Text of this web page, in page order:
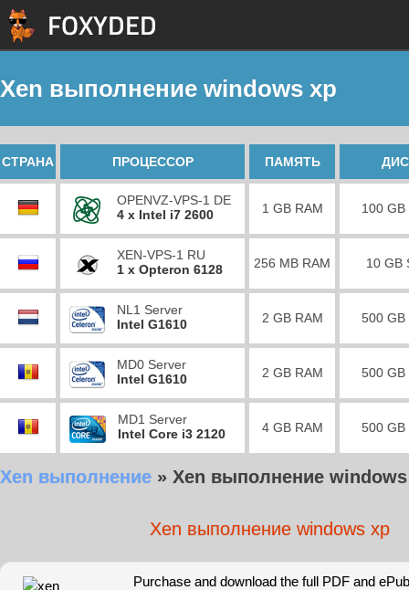
Xen выполнение windows xp
СТРАНА ПРОЦЕССОР ПАМЯТЬ
OPENVZ-VPS-1 DE
4 x Intel i7 2600
1 GB RAM 100 GB
XEN-VPS-1 RU
1 x Opteron 6128
256 MB RAM 10 GB
NL1 Server
Intel G1610
2 GB RAM 500 GB
MD0 Server
Intel G1610
2 GB RAM 500 GB
MD1 Server
Intel Core i3 2120
4 GB RAM 500 GB
Xen выполнение » Xen выполнение
Xen выполнение windows xp
Purchase and download the full PDF and